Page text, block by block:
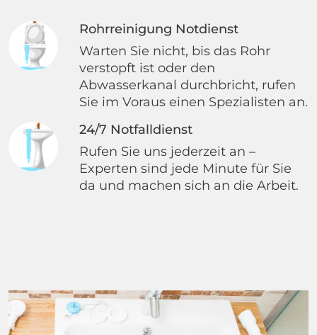
Rohrreinigung Notdienst
Warten Sie nicht, bis das Rohr
verstopft ist oder den
Abwasserkanal durchbricht, rufen
Sie im Voraus einen Spezialisten an.
24/7 Notfalldienst
Rufen Sie uns jederzeit an –
Experten sind jede Minute für Sie
da und machen sich an die Arbeit.